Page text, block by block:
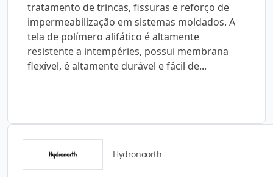
tratamento de trincas, fissuras e reforço de
impermeabilização em sistemas moldados. A
tela de polímero alifático é altamente
resistente a intempéries, possui membrana
flexível, é altamente durável e fácil de...
Hydronoorth
Catálogos para Download